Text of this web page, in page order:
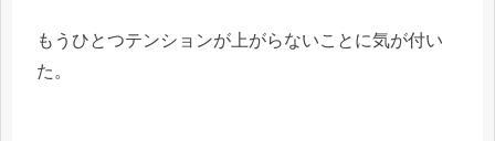
もうひとつテンションが上がらないことに気が付い
た。